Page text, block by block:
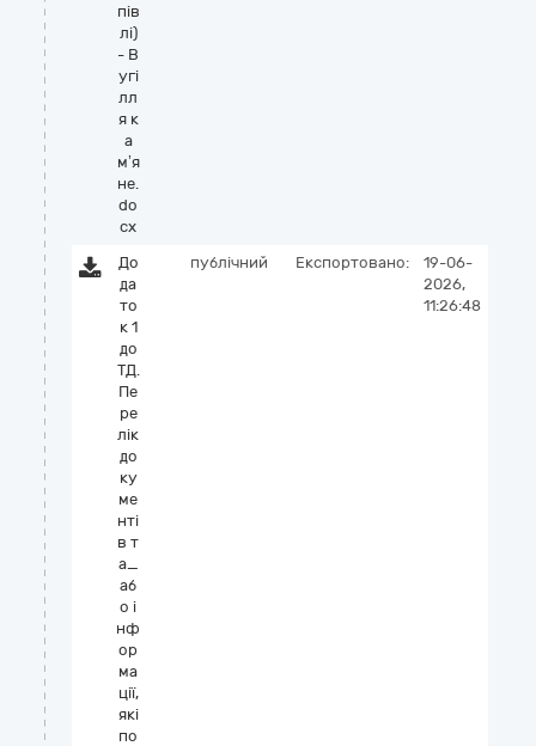
пів
лі)
- В
угі
лл
я к
а
м’я
не.
do
cx
До
да
то
к 1
до
ТД.
Пе
ре
лік
до
ку
ме
нті
в т
а_
аб
о і
нф
ор
ма
ції,
які
по
публічний Експортовано:
19-06-
2026,
11:26:48